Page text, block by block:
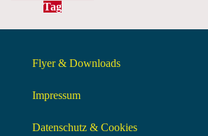
Tag
Flyer & Downloads
Impressum
Datenschutz & Cookies